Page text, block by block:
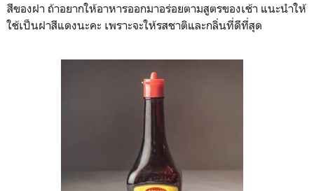
สีของฝา ถ้าอยากให้อาหารออกมาอร่อยตามสูตรของเช้า แนะนำให้
ใช้เป็นฝาสีแดงนะคะ เพราะจะให้รสชาติและกลิ่นที่ดีที่สุด